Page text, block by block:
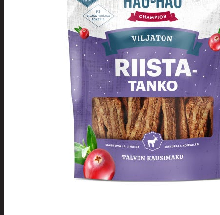
Tuotevalikoima
Poistotuotteet
Kausituotteet
Joulu
Joulu- ja kausivalot
Eläimet ja
tontut
Kyntteliköt
Valoketjut ja
kuusenvalot
Joulukoristeet
Kranssit ja
asetelmat
Tontut ja
muut
Paketointi